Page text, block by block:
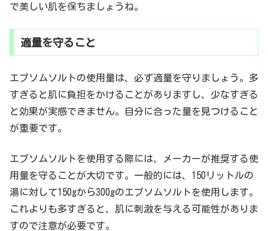
で美しい肌を保ちましょうね。
適量を守ること
エプソムソルトの使用量は、必ず適量を守りましょう。多
すぎると肌に負担をかけることがありますし、少なすぎる
と効果が実感できません。自分に合った量を見つけること
が重要です。
エプソムソルトを使用する際には、メーカーが推奨する使
用量を守ることが大切です。一般的には、150リットルの
湯に対して150gから300gのエプソムソルトを使用します。
これよりも多すぎると、肌に刺激を与える可能性がありま
すので注意が必要です。